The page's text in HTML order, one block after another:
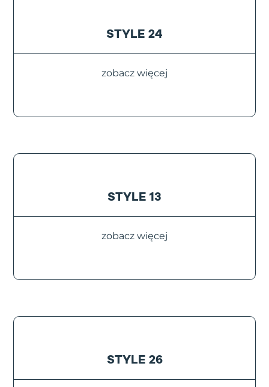
STYLE 24
zobacz więcej
STYLE 13
zobacz więcej
STYLE 26